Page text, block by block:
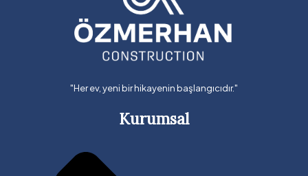
"Her ev, yeni bir hikayenin başlangıcıdır."
Kurumsal